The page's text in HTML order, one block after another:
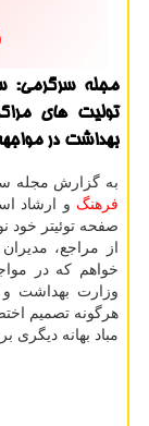
مجله سرگرمی:
تولیت های
بهداشت در
به گزارش مجله
فرهنگ و ارشاد
صفحه توئیتر خود
از مراجع،
خواهم كه در
وزارت بهداشت و
هرگونه تصمیم
مباد بهانه دیگری